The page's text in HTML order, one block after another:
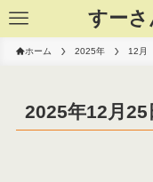
すー
ホーム 2025年 12月
2025年12月25